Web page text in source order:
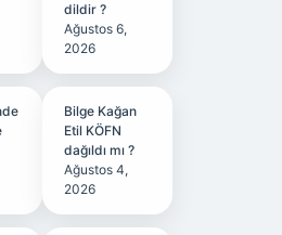
dildir ?
Ağustos 6,
2026
Bilge Kağan
Etil KÖFN
dağıldı mı ?
Ağustos 4,
2026